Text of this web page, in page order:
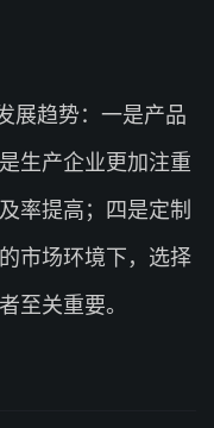
展趋势：一是产品
生产企业更加注重
率提高；四是定制
市场环境下，选择
至关重要。